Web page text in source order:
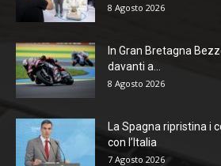
8 Agosto 2026
In Gran Bretagna
davanti a...
8 Agosto 2026
La Spagna ripristina i
con l’Italia
7 Agosto 2026